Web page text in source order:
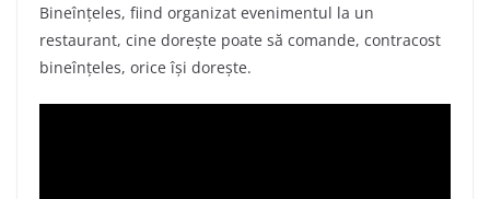
Bineînțeles, fiind organizat evenimentul la un
restaurant, cine dorește poate să comande, contracost
bineînțeles, orice își dorește.